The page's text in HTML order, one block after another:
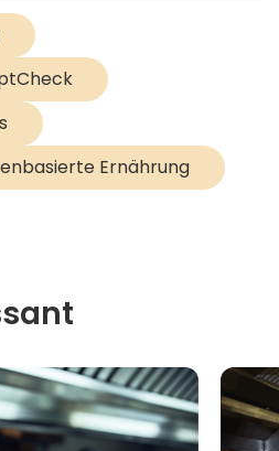
Ernährung